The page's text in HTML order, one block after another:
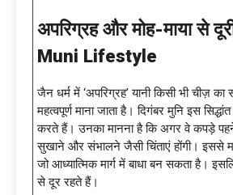
अपरिग्रह और मोह-माया से
Muni Lifestyle
जैन धर्म में ‘अपरिग्रह’ यानी किसी भी चीज़
महत्वपूर्ण माना जाता है। दिगंबर मुनि इस
करते हैं। उनका मानना है कि अगर वे कपड़े
सुखाने और संभालने जैसी चिंताएं होंगी। इससे
जो आध्यात्मिक मार्ग में बाधा बन सकता है।
से दूर रहते हैं।